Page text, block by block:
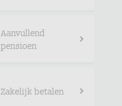
Aanvullend
pensioen
Zakelijk betalen